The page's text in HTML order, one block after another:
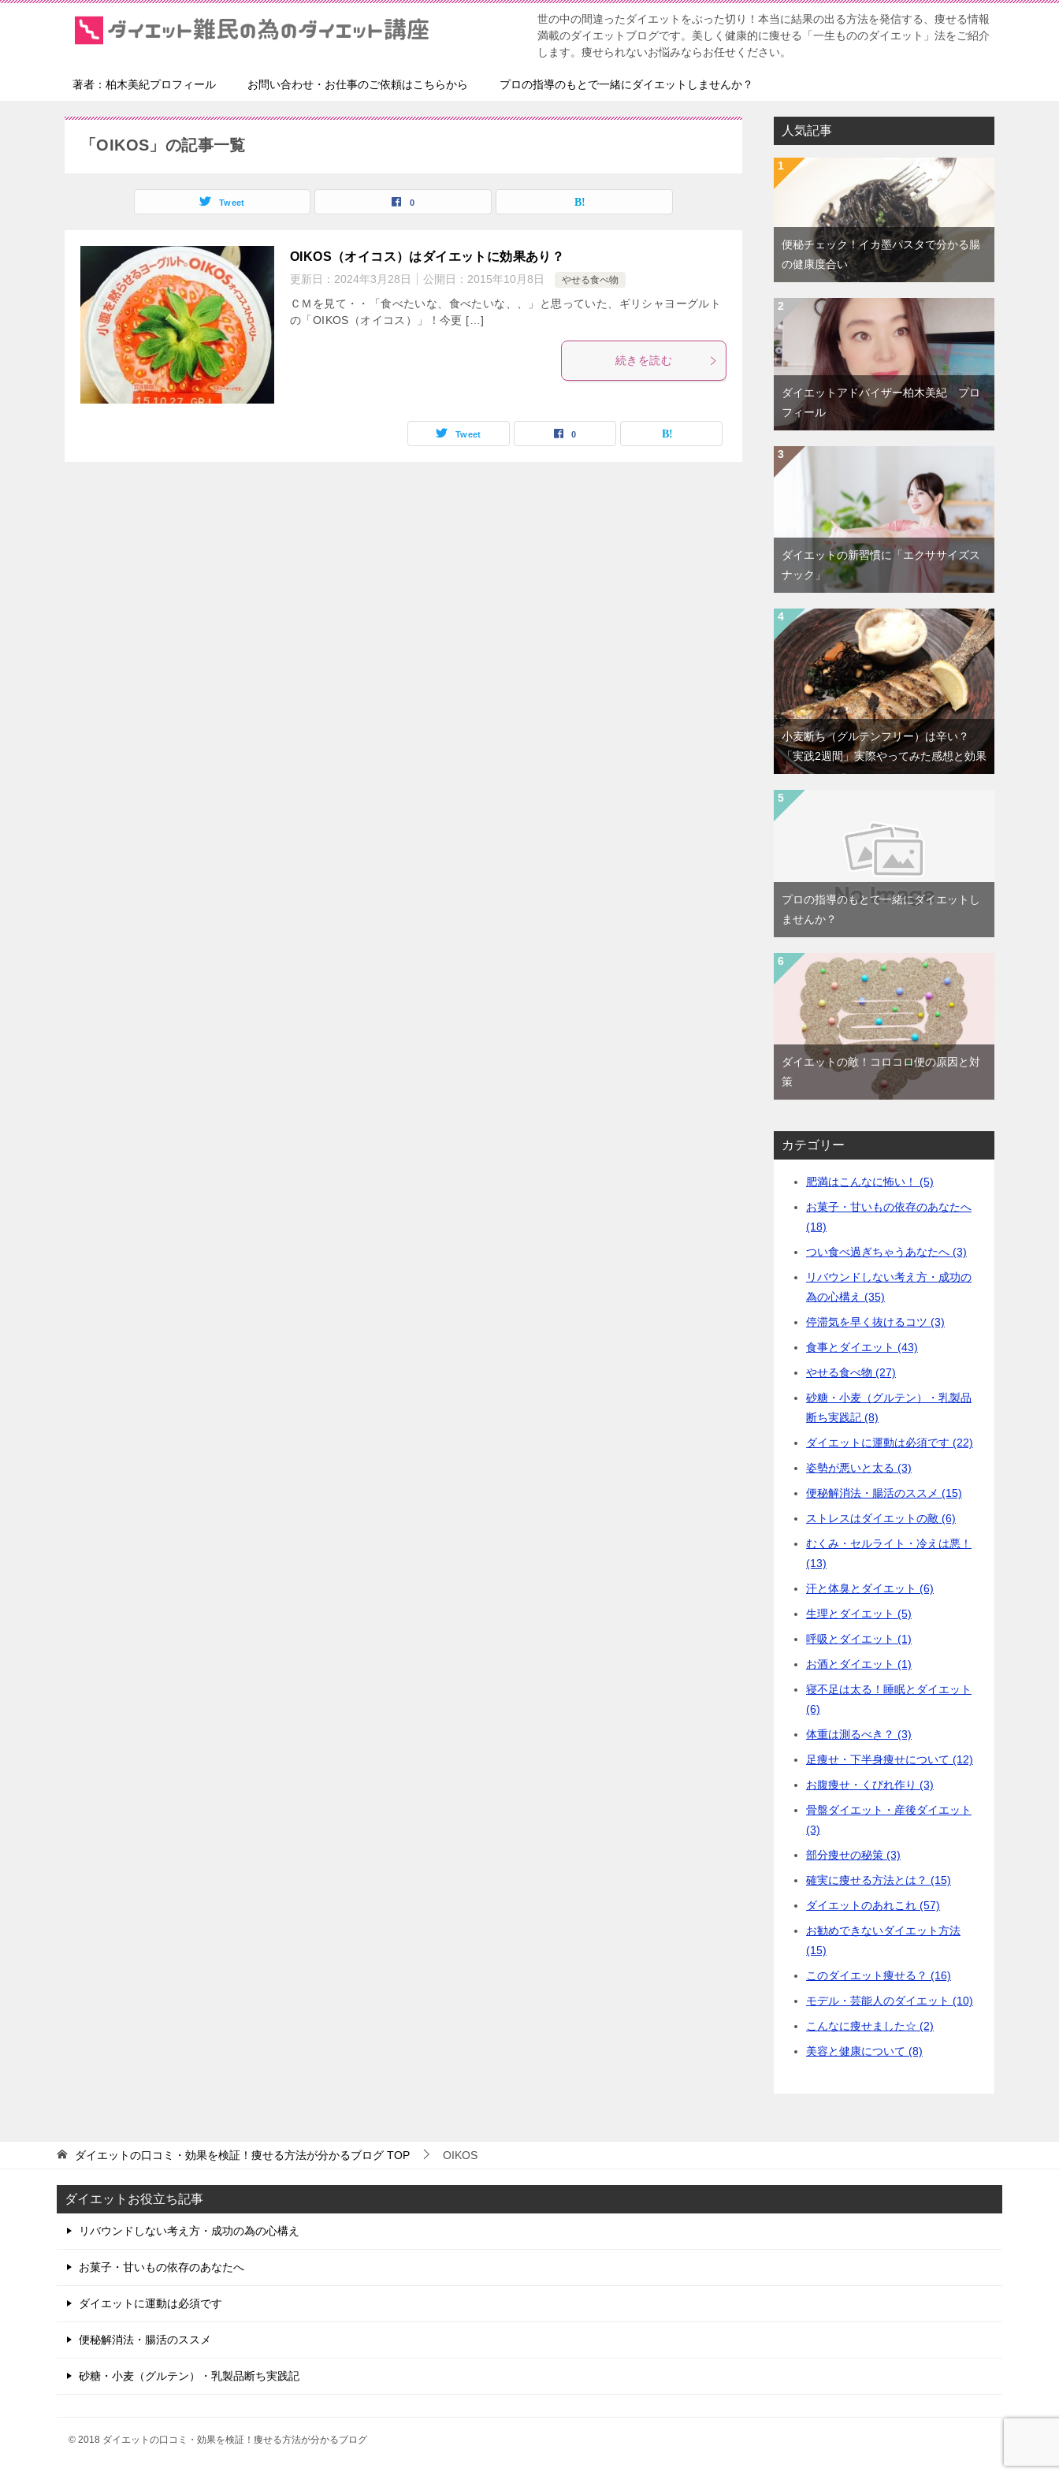
世の中の間違ったダイエットをぶった切り！本当に結果の出る方法を発信する、痩せる情報
満載のダイエットブログです。美しく健康的に痩せる「一生もののダイエット」法をご紹介
します。痩せられないお悩みならお任せください。
著者：柏木美紀プロフィール お問い合わせ・お仕事のご依頼はこちらから プロの指導のもとで一緒にダイエットしませんか？
「OIKOS」の記事一覧
Tweet 0
OIKOS（オイコス）はダイエットに効果あり？
更新日： 2024年3月28日 公開日： 2015年10月8日 やせる食べ物
ＣＭを見て・・「食べたいな、食べたいな、、」と思っていた、ギリシャヨーグルト
の「OIKOS（オイコス）」！今更 […]
続きを読む
Tweet 0
人気記事
便秘チェック！イカ墨パスタで分かる腸
の健康度合い
ダイエットアドバイザー柏木美紀 プロ
フィール
ダイエットの新習慣に「エクササイズス
ナック」
小麦断ち（グルテンフリー）は辛い？
「実践2週間」実際やってみた感想と効果
プロの指導のもとで一緒にダイエットし
ませんか？
ダイエットの敵！コロコロ便の原因と対
策
カテゴリー
肥満はこんなに怖い！ (5)
お菓子・甘いもの依存のあなたへ
(18)
つい食べ過ぎちゃうあなたへ (3)
リバウンドしない考え方・成功の
為の心構え (35)
停滞気を早く抜けるコツ (3)
食事とダイエット (43)
やせる食べ物 (27)
砂糖・小麦（グルテン）・乳製品
断ち実践記 (8)
ダイエットに運動は必須です (22)
姿勢が悪いと太る (3)
便秘解消法・腸活のススメ (15)
ストレスはダイエットの敵 (6)
むくみ・セルライト・冷えは悪！
(13)
汗と体臭とダイエット (6)
生理とダイエット (5)
呼吸とダイエット (1)
お酒とダイエット (1)
寝不足は太る！睡眠とダイエット
(6)
体重は測るべき？ (3)
足痩せ・下半身痩せについて (12)
お腹痩せ・くびれ作り (3)
骨盤ダイエット・産後ダイエット
(3)
部分痩せの秘策 (3)
確実に痩せる方法とは？ (15)
ダイエットのあれこれ (57)
お勧めできないダイエット方法
(15)
このダイエット痩せる？ (16)
モデル・芸能人のダイエット (10)
こんなに痩せました☆ (2)
美容と健康について (8)
ダイエットの口コミ・効果を検証！痩せる方法が分かるブログ TOP OIKOS
ダイエットお役立ち記事
リバウンドしない考え方・成功の為の心構え
お菓子・甘いもの依存のあなたへ
ダイエットに運動は必須です
便秘解消法・腸活のススメ
砂糖・小麦（グルテン）・乳製品断ち実践記
© 2018 ダイエットの口コミ・効果を検証！痩せる方法が分かるブログ